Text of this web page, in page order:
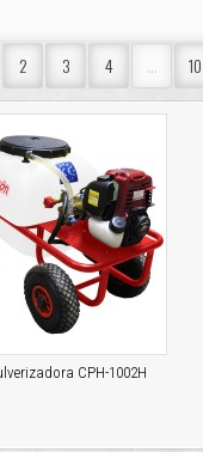
2 3 4 ... 10
CPH-1002H